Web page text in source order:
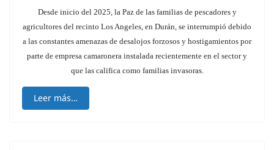
Desde inicio del 2025, la Paz de las familias de pescadores y
agricultores del recinto Los Angeles, en Durán, se interrumpió debido
a las constantes amenazas de desalojos forzosos y hostigamientos por
parte de empresa camaronera instalada recientemente en el sector y
que las califica como familias invasoras.
Leer más…